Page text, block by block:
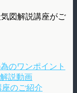
図解説講座がご
のワンポイント
説動画
のご紹介